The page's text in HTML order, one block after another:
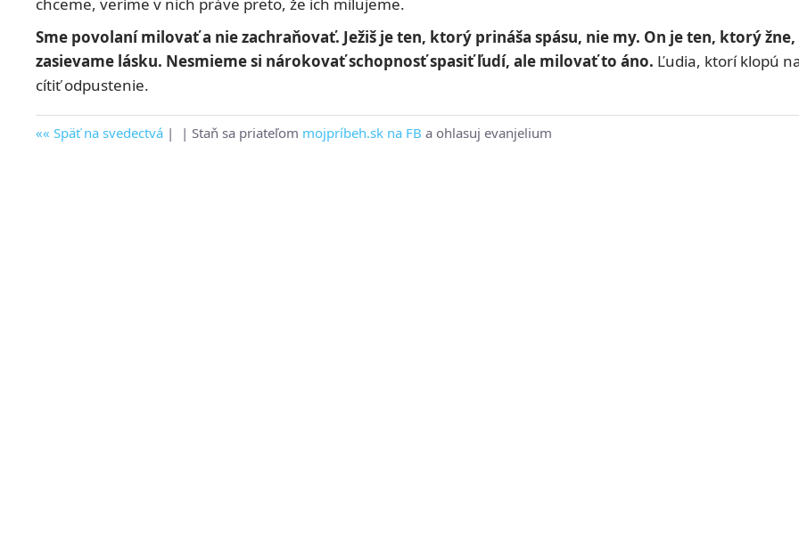
chceme, veríme v nich práve preto, že ich milujeme.
Sme povolaní milovať a nie zachraňovať. Ježiš je ten, ktorý prináša spásu, nie my. On je ten, ktorý
zasievame lásku. Nesmieme si nárokovať schopnosť spasiť ľudí, ale milovať to áno. Ľudia, ktorí klopú
cítiť odpustenie.
Späť na svedectvá | | Staň sa priateľom mojpríbeh.sk na FB a ohlasuj evanjelium